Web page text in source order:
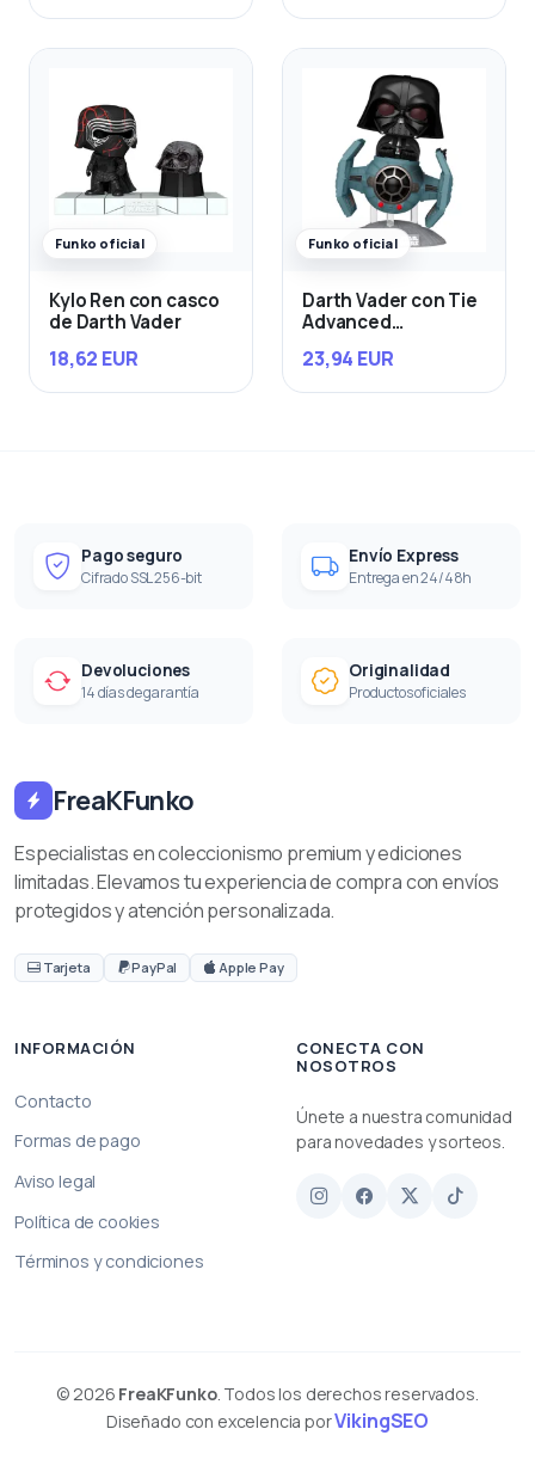
Funko oficial
Kylo Ren con casco
de Darth Vader
18,62 EUR
Funko oficial
Darth Vader con Tie
Advanced
23,94 EUR
Pago seguro
Cifrado SSL 256-bit
Envío Express
Entrega en 24/48h
Devoluciones
14 días de garantía
Originalidad
Productos oficiales
FreaKFunko
Especialistas en coleccionismo premium y ediciones
limitadas. Elevamos tu experiencia de compra con envíos
protegidos y atención personalizada.
Tarjeta PayPal Apple Pay
INFORMACIÓN
Contacto
Formas de pago
Aviso legal
Política de cookies
Términos y condiciones
CONECTA CON
NOSOTROS
Únete a nuestra comunidad
para novedades y sorteos.
© 2026 FreaKFunko. Todos los derechos reservados.
Diseñado con excelencia porVikingSEO